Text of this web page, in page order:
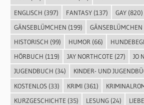
ENGLISCH (397) FANTASY(137) GAY(820)
GÄNSEBLÜMCHEN (199) GÄNSEBLÜMCHEN
HISTORISCH (99) HUMOR (66)
HÖRBUCH (119) JAY NORTHCOTE (27) JO
JUGENDBUCH (34) KINDER- UND
KOSTENLOS(33) KRIMI(361)
KURZGESCHICHTE (35) LESUNG(24)